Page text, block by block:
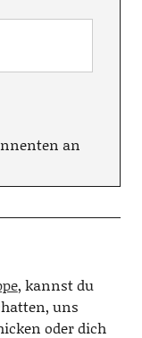
an
, kannst du
uns
oder dich